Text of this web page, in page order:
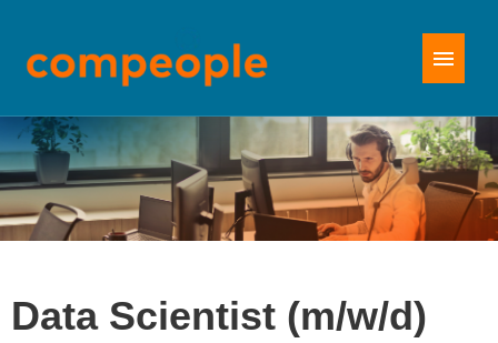
Stellenangebote
Data Scientist (m/w/d)